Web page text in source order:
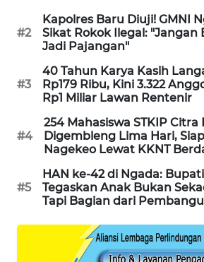
#2
Kapolres Baru Diuji! GMNI
Sikat Rokok Ilegal:
Jadi Pajangan"
#3
40 Tahun Karya Kasih
Rp179 Ribu, Kini 3.322
Rp1 Miliar Lawan Rentenir
#4
254 Mahasiswa STKIP Citra
Digembleng Lima Hari,
Nagekeo Lewat KKNT
#5
HAN ke-42 di Ngada:
Tegaskan Anak Bukan
Tapi Bagian dari
KARING
NEWS
JURNAL
MARITIM
HUMBANG
NEWS
GARONGGANG
NEWS
FISUELRI